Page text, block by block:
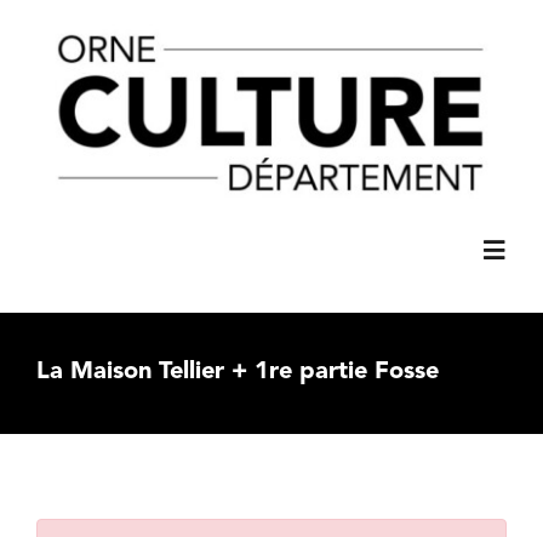
principal
contenu
La Maison Tellier + 1re partie Fosse